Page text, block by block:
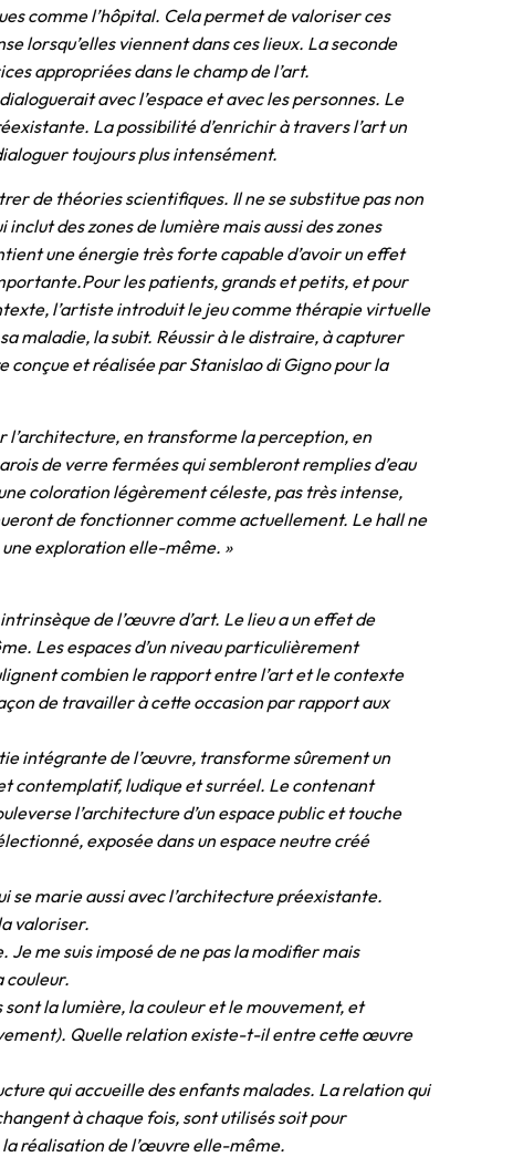
comme l’hôpital. Cela permet de valoriser ces
lorsqu’elles viennent dans ces lieux. La seconde
appropriées dans le champ de l’art.
avec l’espace et avec les personnes. Le
La possibilité d’enrichir à travers l’art un
toujours plus intensément.
de théories scientifiques. Il ne se substitue pas non
des zones de lumière mais aussi des zones
une énergie très forte capable d’avoir un effet
les patients, grands et petits, et pour
l’artiste introduit le jeu comme thérapie virtuelle
maladie, la subit. Réussir à le distraire, à capturer
conçue et réalisée par Stanislao di Gigno pour la
l’architecture, en transforme la perception, en
de verre fermées qui sembleront remplies d’eau
coloration légèrement céleste, pas très intense,
de fonctionner comme actuellement. Le hall ne
exploration elle-même. »
de l’œuvre d’art. Le lieu a un effet de
Les espaces d’un niveau particulièrement
combien le rapport entre l’art et le contexte
de travailler à cette occasion par rapport aux
intégrante de l’œuvre, transforme sûrement un
contemplatif, ludique et surréel. Le contenant
l’architecture d’un espace public et touche
exposée dans un espace neutre créé
marie aussi avec l’architecture préexistante.
valoriser.
me suis imposé de ne pas la modifier mais
couleur.
la lumière, la couleur et le mouvement, et
Quelle relation existe-t-il entre cette œuvre
qui accueille des enfants malades. La relation qui
à chaque fois, sont utilisés soit pour
réalisation de l’œuvre elle-même.